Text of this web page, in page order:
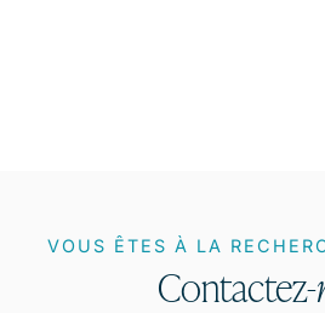
VOUS ÊTES À LA
Contactez-